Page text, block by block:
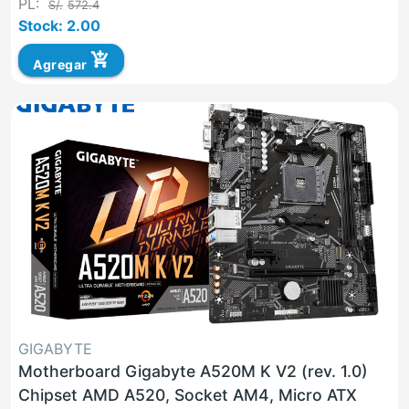
PL: S/. 572.4
Stock: 2.00
Agregar add_shopping_cart
GIGABYTE
Motherboard Gigabyte A520M K V2 (rev. 1.0)
Chipset AMD A520, Socket AM4, Micro ATX